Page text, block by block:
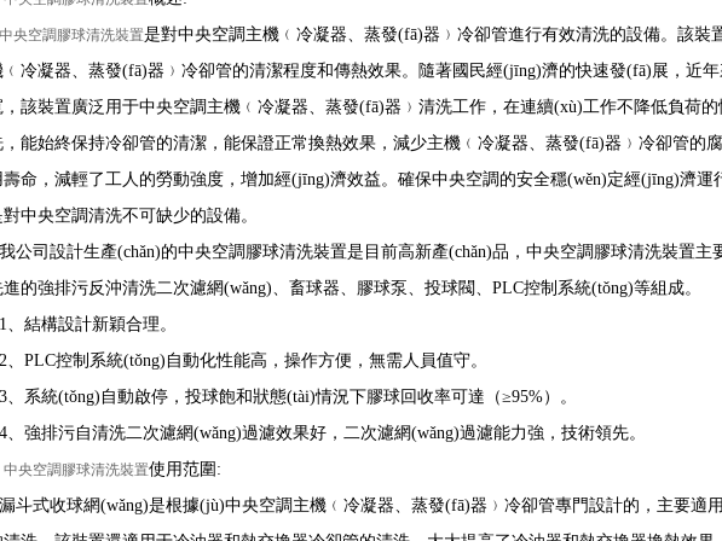
中央空調膠球清洗裝置是對中央空調主機﹙冷凝器、蒸發(fā)器﹚冷卻管進行有效清洗的設備。該裝
﹙冷凝器、蒸發(fā)器﹚冷卻管的清潔程度和傳熱效果。隨著國民經(jīng)濟的快速發(fā)展，近
，該裝置廣泛用于中央空調主機﹙冷凝器、蒸發(fā)器﹚清洗工作，在連續(xù)工作不降低負荷
，能始終保持冷卻管的清潔，能保證正常換熱效果，減少主機﹙冷凝器、蒸發(fā)器﹚冷卻管的
壽命，減輕了工人的勞動強度，增加經(jīng)濟效益。確保中央空調的安全穩(wěn)定經(jīng)濟運
中央空調清洗不可缺少的設備。
司設計生產(chǎn)的中央空調膠球清洗裝置是目前高新產(chǎn)品，中央空調膠球清洗裝置主
的強排污反沖清洗二次濾網(wǎng)、畜球器、膠球泵、投球閥、PLC控制系統(tǒng)等組成。
構設計新穎合理。
控制系統(tǒng)自動化性能高，操作方便，無需人員值守。
統(tǒng)自動啟停，投球飽和狀態(tài)情況下膠球回收率可達（≥95%）。
排污自清洗二次濾網(wǎng)過濾效果好，二次濾網(wǎng)過濾能力強，技術領先。
中央空調膠球清洗裝置使用范圍:
式收球網(wǎng)是根據(jù)中央空調主機﹙冷凝器、蒸發(fā)器﹚冷卻管專門設計的，主要適